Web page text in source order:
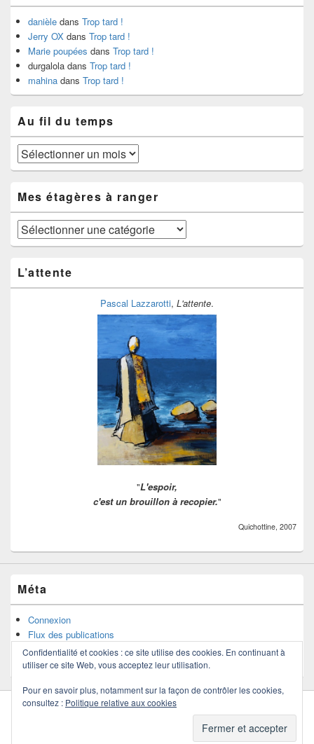
danièle dans Trop tard !
Jerry OX dans Trop tard !
Marie poupées dans Trop tard !
durgalola dans Trop tard !
mahina dans Trop tard !
Au fil du temps
Au
fil
temps
Mes étagères à ranger
Mes
étagères
ranger
L’attente
Pascal Lazzarotti, L'attente.
"L'espoir,
c'est un brouillon à recopier."
Quichottine, 2007
Méta
Connexion
Flux des publications
Flux des commentaires
Site de WordPress-FR
Politique de confidentialité
Thèmes Catch
Confidentialité et cookies : ce site utilise des cookies. En continuant à
utiliser ce site Web, vous acceptez leur utilisation.
Pour en savoir plus, notamment sur la façon de contrôler les cookies,
consultez : Politique relative aux cookies